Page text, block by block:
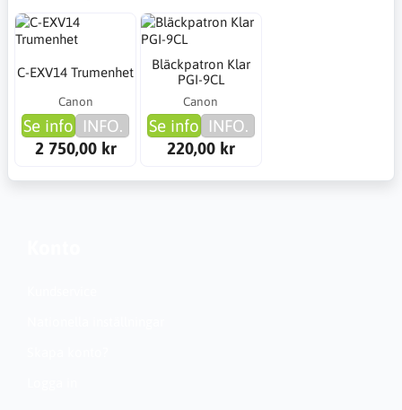
C-EXV14 Trumenhet
Canon
Se info INFO.
2 750,00 kr
Bläckpatron Klar
PGI-9CL
Canon
Se info INFO.
220,00 kr